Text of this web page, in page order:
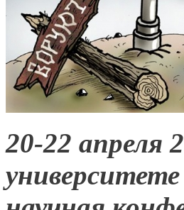
20-22 апреля